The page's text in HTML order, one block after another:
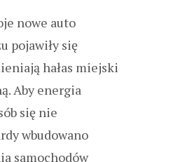
nowe auto
pojawiły się
hałas miejski
Aby energia
się nie
wbudowano
samochodów